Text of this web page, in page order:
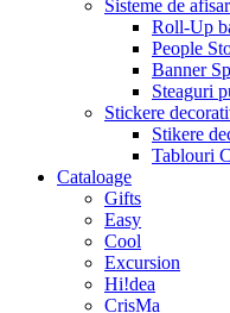
Sisteme de
Roll-Up
People
Banner
Steaguri
Stickere
Stikere
Tablouri
Cataloage
Gifts
Easy
Cool
Excursion
Hi!dea
CrisMa